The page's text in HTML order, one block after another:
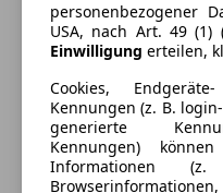
2-Zonen-
Armlehne
Beheizbares Lenkrad
Berganfahrassistent
Einparkhilfe
Einparkhilfe
Einparkhilfe
Farbe und
Außenfarbe
Farbe laut Hersteller
personenbezogener
USA, nach Art. 49 (1)
Einwilligung erteilen,
Cookies,
Kennungen (z. B.
generierte
Kennungen)
Informationen